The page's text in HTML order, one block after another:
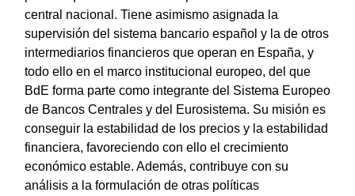
central nacional. Tiene asimismo asignada la
supervisión del sistema bancario español y la de otros
intermediarios financieros que operan en España, y
todo ello en el marco institucional europeo, del que
BdE forma parte como integrante del Sistema Europeo
de Bancos Centrales y del Eurosistema. Su misión es
conseguir la estabilidad de los precios y la estabilidad
financiera, favoreciendo con ello el crecimiento
económico estable. Además, contribuye con su
análisis a la formulación de otras políticas